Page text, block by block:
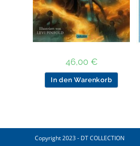
46,00 €
In den Warenkorb
Copyright 2023 - DT COLLECTION